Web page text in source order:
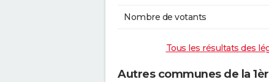
Nombre de votants
Tous les résultats des
Autres communes de la